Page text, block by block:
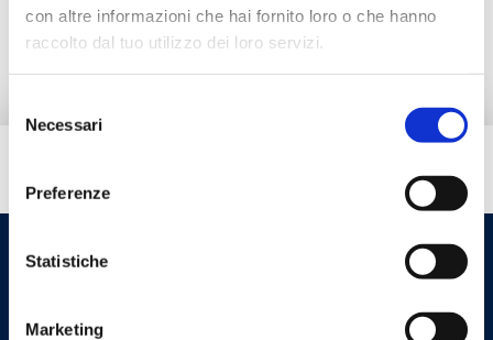
con altre informazioni che hai fornito loro o che hanno
raccolto dal tuo utilizzo dei loro servizi.
delNecessari
Preferenze
Statistiche
Marketing
Pieza de repuesto